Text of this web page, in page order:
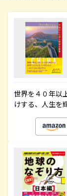
世界を４０年以
けする、人生を